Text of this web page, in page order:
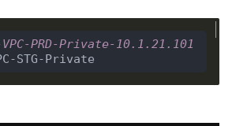
PRD-Private-10.1.21.101